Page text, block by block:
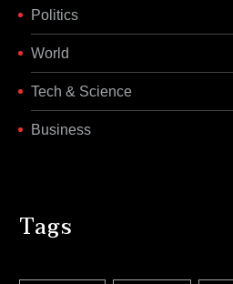
Politics
World
Tech & Science
Business
Tags